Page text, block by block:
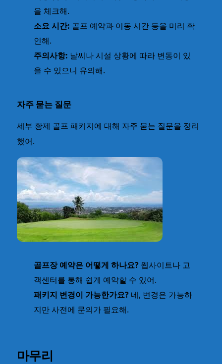
을 체크해.
소요 시간: 골프 예약과 이동 시간 등을 미리 확
인해.
주의사항: 날씨나 시설 상황에 따라 변동이 있
을 수 있으니 유의해.
자주 묻는 질문
세부 황제 골프 패키지에 대해 자주 묻는 질문을 정리
했어.
골프장 예약은 어떻게 하나요? 웹사이트나 고
객센터를 통해 쉽게 예약할 수 있어.
패키지 변경이 가능한가요? 네, 변경은 가능하
지만 사전에 문의가 필요해.
마무리